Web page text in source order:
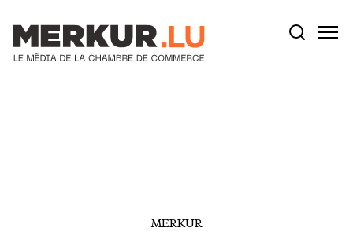
MERKUR